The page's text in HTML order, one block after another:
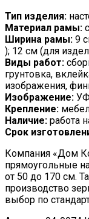
Тип изделия:
Материал рамы:
Ширина рамы: 9
); 12 см (для
Виды работ:
грунтовка,
изображения,
Изображение:
Крепление:
Наличие: работа
Срок
Компания «Дом
прямоугольные
от 50 до 170 см.
производство
выбор по